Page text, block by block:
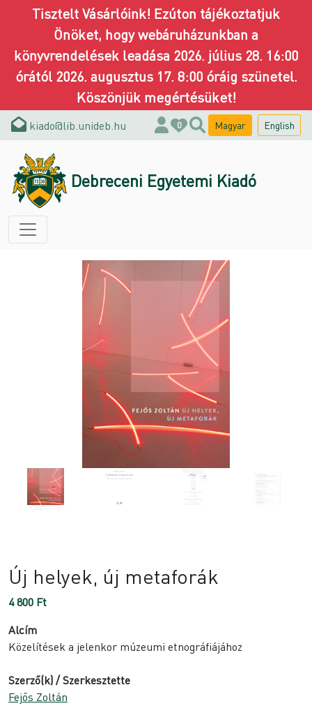
Tisztelt Vásárlóink! Ezúton tájékoztatjuk
Önöket, hogy webáruházunkban a
könyvrendelések leadása 2026. július 28. 16:00
órától 2026. augusztus 17. 8:00 óráig szünetel.
Köszönjük megértésüket!
kiado@lib.unideb.hu 0 Magyar English
Debreceni Egyetemi Kiadó
Új helyek, új metaforák
4 800 Ft
Alcím
Közelítések a jelenkor múzeumi etnográfiájához
Szerző(k) / Szerkesztette
Fejős Zoltán